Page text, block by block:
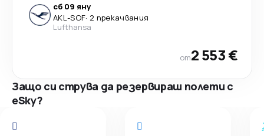
сб 09 яну
AKL-SOF· 2 прекачвания
Lufthansa
от2 553 €
Защо си струва да резервираш полети с
eSky?